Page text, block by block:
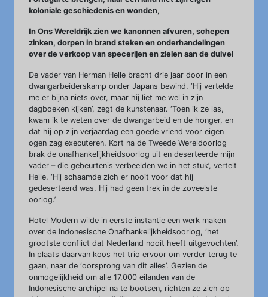
koloniale geschiedenis en wonden,
In Ons Wereldrijk zien we kanonnen afvuren, schepen
zinken, dorpen in brand steken en onderhandelingen
over de verkoop van specerijen en zielen aan de duivel
De vader van Herman Helle bracht drie jaar door in een
dwangarbeiderskamp onder Japans bewind. ‘Hij vertelde
me er bijna niets over, maar hij liet me wel in zijn
dagboeken kijken’, zegt de kunstenaar. ‘Toen ik ze las,
kwam ik te weten over de dwangarbeid en de honger, en
dat hij op zijn verjaardag een goede vriend voor eigen
ogen zag executeren. Kort na de Tweede Wereldoorlog
brak de onafhankelijkheidsoorlog uit en deserteerde mijn
vader – die gebeurtenis verbeelden we in het stuk’, vertelt
Helle. ‘Hij schaamde zich er nooit voor dat hij
gedeserteerd was. Hij had geen trek in de zoveelste
oorlog.’
Hotel Modern wilde in eerste instantie een werk maken
over de Indonesische Onafhankelijkheidsoorlog, ‘het
grootste conflict dat Nederland nooit heeft uitgevochten’.
In plaats daarvan koos het trio ervoor om verder terug te
gaan, naar de ‘oorsprong van dit alles’. Gezien de
onmogelijkheid om alle 17.000 eilanden van de
Indonesische archipel na te bootsen, richten ze zich op